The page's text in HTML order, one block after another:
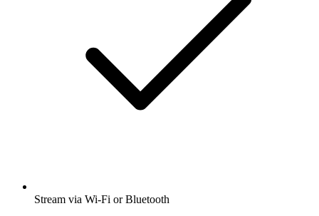
Stream via Wi-Fi or Bluetooth